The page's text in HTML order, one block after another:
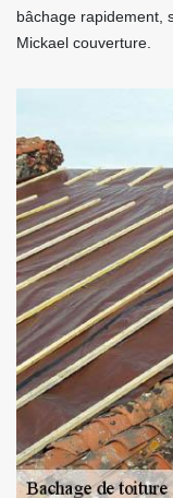
bâchage rapidement,
Mickael couverture.